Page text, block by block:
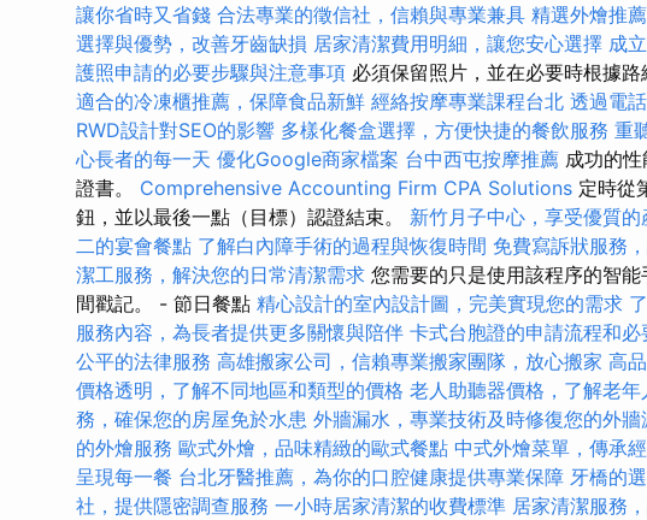
讓你省時又省錢 合法專業的徵信社，信賴與專業兼具 精選外燴推
選擇與優勢，改善牙齒缺損 居家清潔費用明細，讓您安心選擇 成
護照申請的必要步驟與注意事項 必須保留照片，並在必要時根據
適合的冷凍櫃推薦，保障食品新鮮 經絡按摩專業課程台北 透過電
RWD設計對SEO的影響 多樣化餐盒選擇，方便快捷的餐飲服務 重
心長者的每一天 優化Google商家檔案 台中西屯按摩推薦 成功的
證書。 Comprehensive Accounting Firm CPA Solutions 定時從
鈕，並以最後一點（目標）認證結束。 新竹月子中心，享受優質的
二的宴會餐點 了解白內障手術的過程與恢復時間 免費寫訴狀服務
潔工服務，解決您的日常清潔需求 您需要的只是使用該程序的智
間戳記。 - 節日餐點 精心設計的室內設計圖，完美實現您的需求
服務內容，為長者提供更多關懷與陪伴 卡式台胞證的申請流程和必
公平的法律服務 高雄搬家公司，信賴專業搬家團隊，放心搬家 高
價格透明，了解不同地區和類型的價格 老人助聽器價格，了解老
務，確保您的房屋免於水患 外牆漏水，專業技術及時修復您的外牆
的外燴服務 歐式外燴，品味精緻的歐式餐點 中式外燴菜單，傳承
呈現每一餐 台北牙醫推薦，為你的口腔健康提供專業保障 牙橋的
社，提供隱密調查服務 一小時居家清潔的收費標準 居家清潔服務